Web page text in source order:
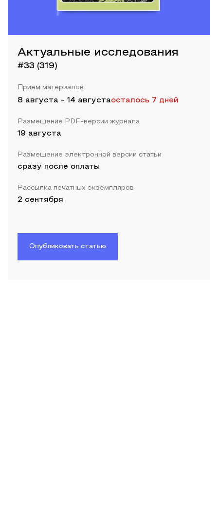
Актуальные исследования
#33 (319)
Прием материалов
8 августа - 14 августаосталось 7 дней
Размещение PDF-версии журнала
19 августа
Размещение электронной версии статьи
сразу после оплаты
Рассылка печатных экземпляров
2 сентября
Опубликовать статью